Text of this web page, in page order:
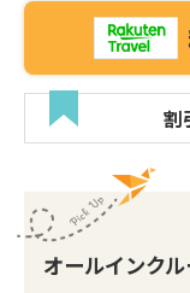
割
オールインク